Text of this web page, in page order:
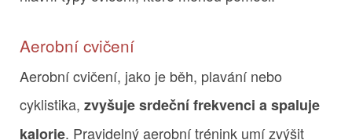
Aerobní cvičení
Aerobní cvičení, jako je běh, plavání nebo
cyklistika, zvyšuje srdeční frekvenci a spaluje
kalorie. Pravidelný aerobní trénink umí zvýšit